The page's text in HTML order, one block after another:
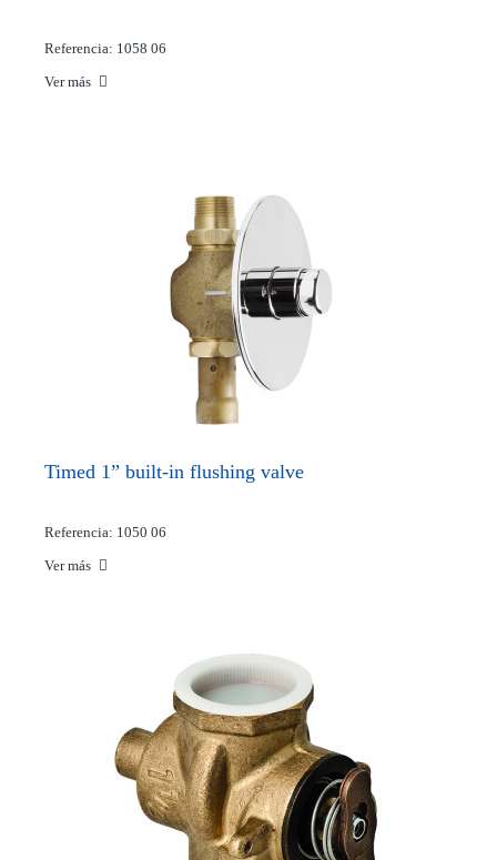
Referencia: 1058 06
Ver más
Timed 1” built-in flushing valve
Referencia: 1050 06
Ver más